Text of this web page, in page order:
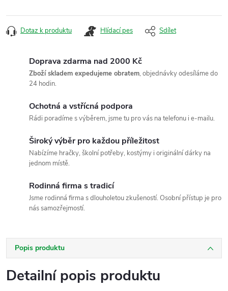
Dotaz k produktu Hlídací pes Sdílet
Doprava zdarma nad 2000 Kč
Zboží skladem expedujeme obratem, objednávky odesíláme do
24 hodin.
Ochotná a vstřícná podpora
Rádi poradíme s výběrem, jsme tu pro vás na telefonu i e-mailu.
Široký výběr pro každou příležitost
Nabízíme hračky, školní potřeby, kostýmy i originální dárky na
jednom místě.
Rodinná firma s tradicí
Jsme rodinná firma s dlouholetou zkušeností. Osobní přístup je pro
nás samozřejmostí.
Popis produktu
Detailní popis produktu